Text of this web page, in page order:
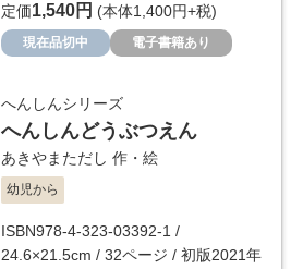
定価1,540円 (本体1,400円+税)
現在品切中 電子書籍あり
へんしんシリーズ
へんしんどうぶつえん
あきやまただし 作・絵
幼児から
ISBN978-4-323-03392-1 /
24.6×21.5cm / 32ページ / 初版2021年